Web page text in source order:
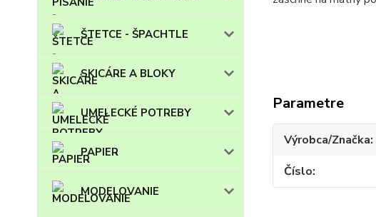
ŠTETCE - ŠPACHTLE
SKICÁRE A BLOKY
UMELECKÉ POTREBY
PAPIER
MODELOVANIE
Parametre
Výrobca/Značka
Číslo